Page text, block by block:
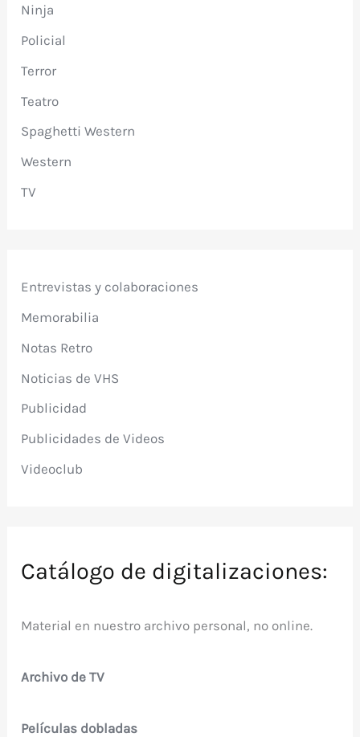
Ninja
Policial
Terror
Teatro
Spaghetti Western
Western
TV
Entrevistas y colaboraciones
Memorabilia
Notas Retro
Noticias de VHS
Publicidad
Publicidades de Videos
Videoclub
Catálogo de digitalizaciones:
Material en nuestro archivo personal, no online.
Archivo de TV
Películas dobladas